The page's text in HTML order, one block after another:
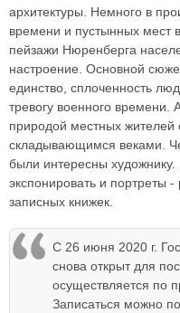
архитектуры. Немного в
времени и пустынных мест
пейзажи Нюренберга
настроение. Основной
единство, сплоченность
тревогу военного времени.
природой местных жителей
складывающимся веками.
были интересны художнику.
экспонировать и портреты
записных книжек.
С 26 июня 2020 г.
снова открыт для
осуществляется по
Записаться можно